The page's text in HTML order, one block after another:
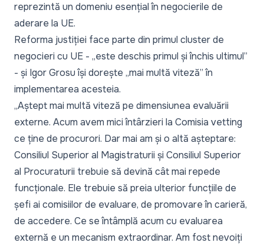
reprezintă un domeniu esențial în negocierile de
aderare la UE.
Reforma justiției face parte din primul cluster de
negocieri cu UE - „este deschis primul și închis ultimul”
- și Igor Grosu își dorește „mai multă viteză”în
implementarea acesteia.
„Aștept mai multă viteză pe dimensiunea evaluării
externe. Acum avem mici întârzieri la Comisia vetting
ce ține de procurori. Dar mai am și o altă așteptare:
Consiliul Superior al Magistraturii și Consiliul Superior
al Procuraturii trebuie să devină cât mai repede
funcționale. Ele trebuie să preia ulterior funcțiile de
șefi ai comisiilor de evaluare, de promovare în carieră,
de accedere. Ce se întâmplă acum cu evaluarea
externă e un mecanism extraordinar. Am fost nevoiți